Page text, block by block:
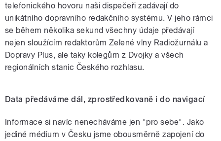
telefonického hovoru naši dispečeři zadávají do
unikátního dopravního redakčního systému. V jeho rámci
se během několika sekund všechny údaje předávají
nejen sloužícím redaktorům Zelené vlny Radiožurnálu a
Dopravy Plus, ale taky kolegům z Dvojky a všech
regionálních stanic Českého rozhlasu.
Data předáváme dál, zprostředkovaně i do navigací
Informace si navíc nenecháváme jen "pro sebe". Jako
jediné médium v Česku jsme obousměrně zapojení do